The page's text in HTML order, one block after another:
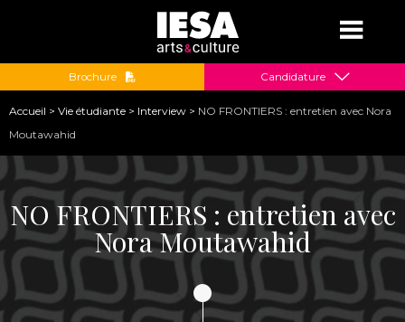
Jump to navigation
Vous
êtes
ici
Accueil > Vie étudiante > Interview > NO FRONTIERS : entretien avec Nora
Moutawahid
NO FRONTIERS : entretien avec
Nora Moutawahid
Brochure Candidature